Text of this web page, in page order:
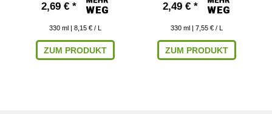
2,69 € *
330 ml | 8,15 € / L
ZUM PRODUKT
2,49 € *
330 ml | 7,55 € / L
ZUM PRODUKT